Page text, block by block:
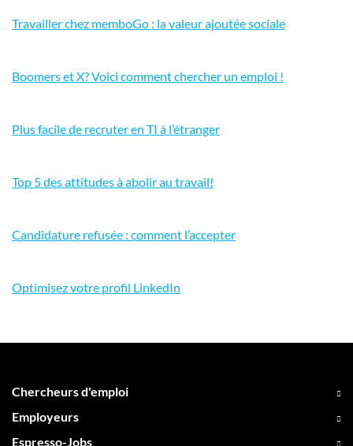
Travailler chez memboGo : la valeur ajoutée sociale
Boomers et X? Voici comment chercher un emploi !
Plus facile de recruter en TI à l’étranger
Top 5 des attitudes à abolir au travail!
Candidature refusée : comment l’accepter
Optimisez votre profil LinkedIn
Chercheurs d'emploi
Employeurs
Espresso-Jobs